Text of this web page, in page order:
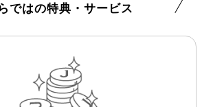
ではの特典・サービス